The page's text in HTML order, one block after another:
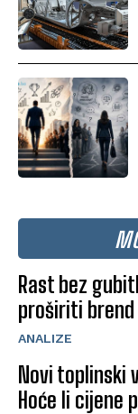
Rast bez
proširiti brend
ANALIZE
Novi toplinski
Hoće li cijene